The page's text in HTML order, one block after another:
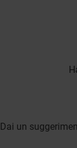
Dai un